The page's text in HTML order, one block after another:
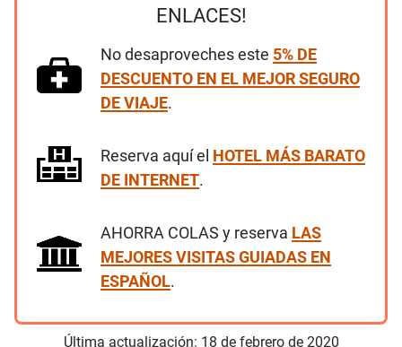
ENLACES!
No desaproveches este 5% DE
DESCUENTO EN EL MEJOR SEGURO
DE VIAJE.
Reserva aquí el HOTEL MÁS BARATO
DE INTERNET.
AHORRA COLAS y reserva LAS
MEJORES VISITAS GUIADAS EN
ESPAÑOL.
Última actualización: 18 de febrerode 2020